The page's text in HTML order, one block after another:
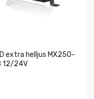
extra helljus MX250-
12/24V